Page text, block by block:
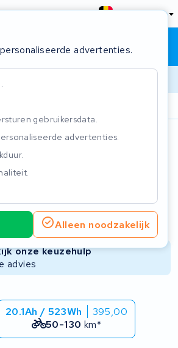
België
Winkelwagen Inloggen
advertenties.
gebruikersdata.
advertenties.
Alleen noodzakelijk
Refurbished Accu
Niet beschikbaar
onze keuzehulp
advies
20.1Ah / 523Wh
395,00
50-130 km*